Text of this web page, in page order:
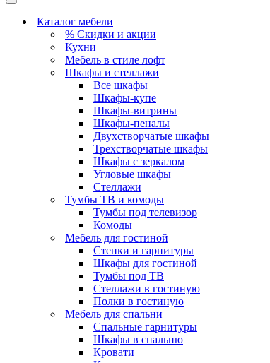
Меню
навигацииКаталог мебели
% Скидки и акции
Кухни
Мебель в стиле лофт
Шкафы и стеллажи
Все шкафы
Шкафы-купе
Шкафы-витрины
Шкафы-пеналы
Двухстворчатые шкафы
Трехстворчатые шкафы
Шкафы с зеркалом
Угловые шкафы
Стеллажи
Тумбы ТВ и комоды
Тумбы под телевизор
Комоды
Мебель для гостиной
Стенки и гарнитуры
Шкафы для гостиной
Тумбы под ТВ
Стеллажи в гостиную
Полки в гостиную
Мебель для спальни
Спальные гарнитуры
Шкафы в спальню
Кровати